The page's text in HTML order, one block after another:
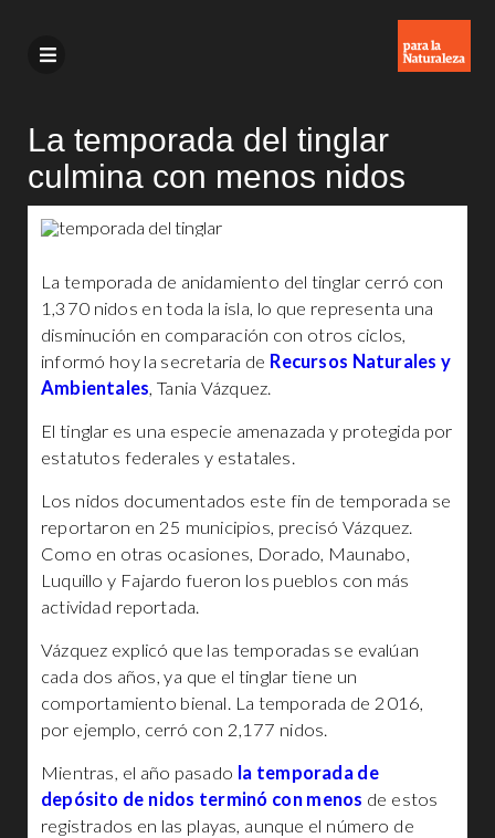
La temporada del tinglar
culmina con menos nidos
La temporada de anidamiento del tinglar cerró con
1,370 nidos en toda la isla, lo que representa una
disminución en comparación con otros ciclos,
informó hoy la secretaria de Recursos Naturales y
Ambientales, Tania Vázquez.
El tinglar es una especie amenazada y protegida por
estatutos federales y estatales.
Los nidos documentados este fin de temporada se
reportaron en 25 municipios, precisó Vázquez.
Como en otras ocasiones, Dorado, Maunabo,
Luquillo y Fajardo fueron los pueblos con más
actividad reportada.
Vázquez explicó que las temporadas se evalúan
cada dos años, ya que el tinglar tiene un
comportamiento bienal. La temporada de 2016,
por ejemplo, cerró con 2,177 nidos.
Mientras, el año pasado la temporada de
depósito de nidos terminó con menos de estos
registrados en las playas, aunque el número de